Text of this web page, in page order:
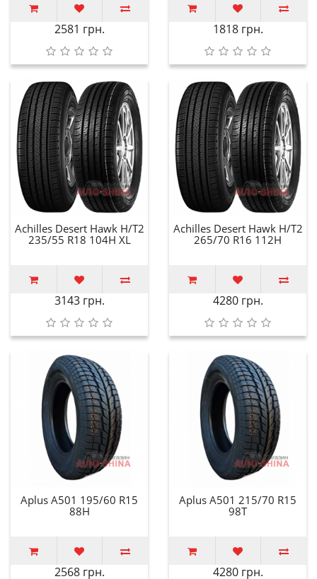
2581 грн. 1818 грн.
Achilles Desert Hawk H/T2
235/55 R18 104H XL
3143 грн.
Achilles Desert Hawk H/T2
265/70 R16 112H
4280 грн.
Aplus A501 195/60 R15
88H
2568 грн.
Aplus A501 215/70 R15
98T
4280 грн.